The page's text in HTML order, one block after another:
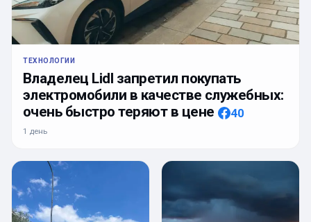
ТЕХНОЛОГИИ
Владелец Lidl запретил покупать
электромобили в качестве служебных:
очень быстро теряют в цене
40
1 день